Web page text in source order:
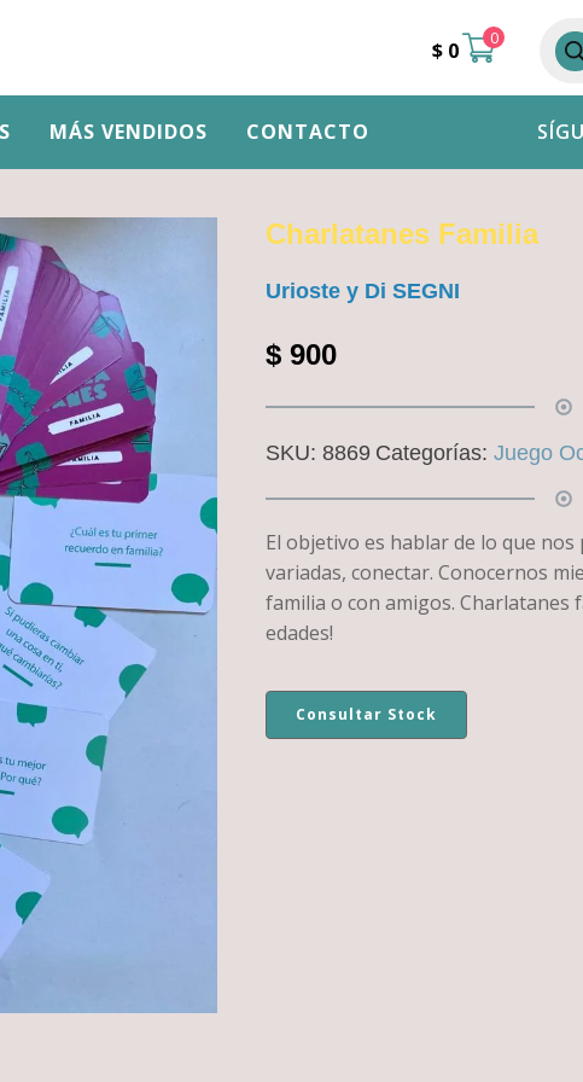
$ 0 0
de
MÁS VENDIDOS CONTACTO
Charlatanes Familia
Urioste y Di SEGNI
$900
SKU: 8869 Categorías: Juego
El objetivo es hablar de lo que
variadas, conectar. Conocernos
familia o con amigos. Charlatanes
edades!
Consultar Stock